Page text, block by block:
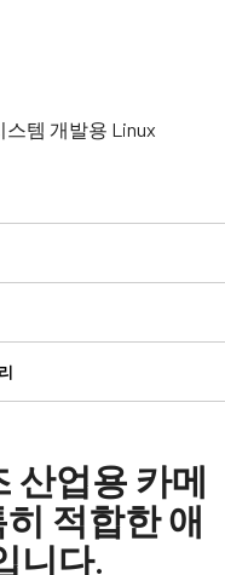
스템 개발용 Linux
라잉 리드 케이블.
산업용 카메
적합한 애
니다.